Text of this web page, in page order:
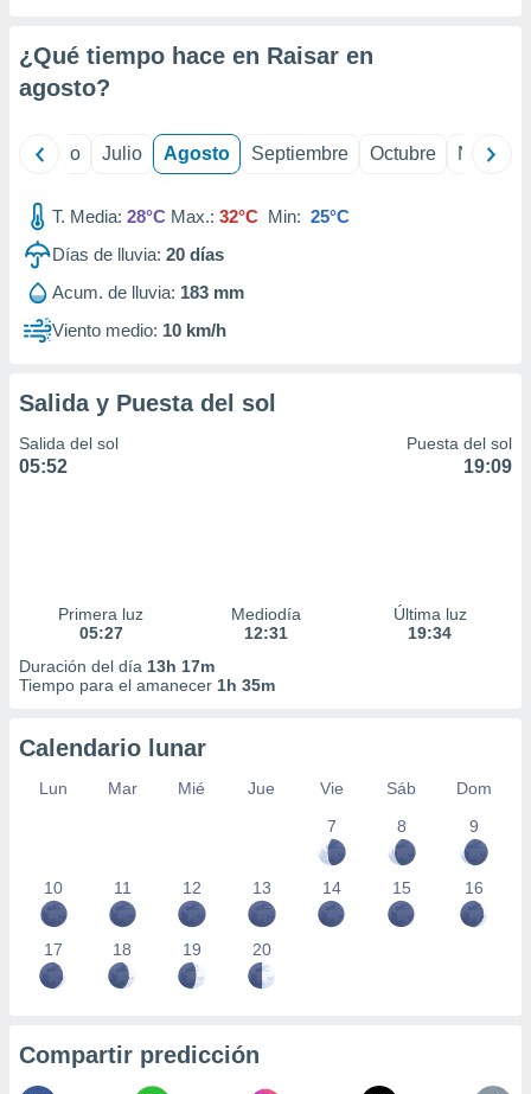
e
mediante
publicidad
publicidad
de
1199
¿Qué tiempo hace en Raisar en
agosto?
Junio Julio Agosto Septiembre Octubre
T. Media: 28°C Max.: 32°C Min: 25°C
Días de lluvia: 20 días
Acum. de lluvia: 183 mm
Viento medio: 10 km/h
Salida y Puesta del sol
Salida del sol
05:52
Puesta del sol
19:09
Primera luz
05:27
Mediodía
12:31
Última luz
19:34
Duración del día 13h 17m
Tiempo para el amanecer 1h 35m
Calendario lunar
Lun Mar Mié Jue Vie Sáb
Dom
7
8 9
10 11 12 13 14 15 16
17 18 19 20
Compartir predicción